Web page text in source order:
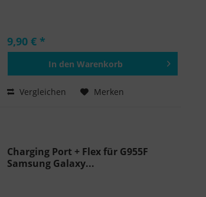
9,90 € *
In den Warenkorb
Hinzugefügt
Vergleichen Merken
Charging Port + Flex für G955F
Samsung Galaxy...